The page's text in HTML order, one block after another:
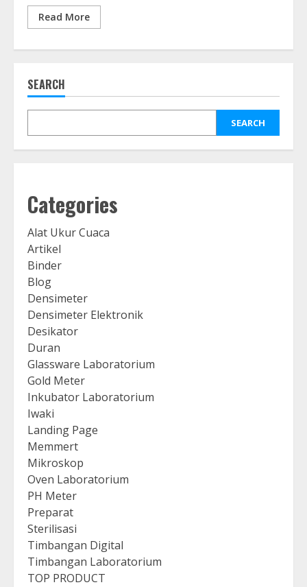
Read More
SEARCH
SEARCH
Categories
Alat Ukur Cuaca
Artikel
Binder
Blog
Densimeter
Densimeter Elektronik
Desikator
Duran
Glassware Laboratorium
Gold Meter
Inkubator Laboratorium
Iwaki
Landing Page
Memmert
Mikroskop
Oven Laboratorium
PH Meter
Preparat
Sterilisasi
Timbangan Digital
Timbangan Laboratorium
TOP PRODUCT